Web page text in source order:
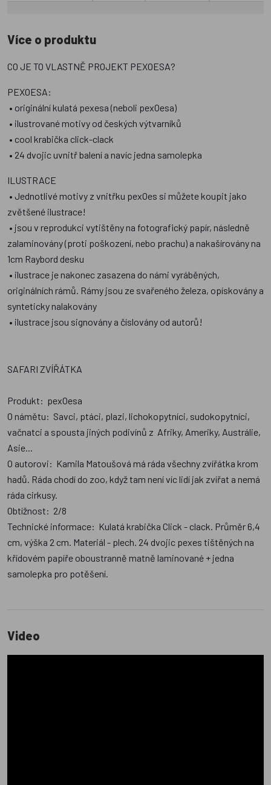
Více o produktu
CO JE TO VLASTNĚ PROJEKT PEXOESA?
PEXOESA:
• originální kulatá pexesa (neboli pexOesa)
• ilustrované motivy od českých výtvarníků
• cool krabička click-clack
• 24 dvojic uvnitř balení a navíc jedna samolepka
ILUSTRACE
• Jednotlivé motivy z vnitřku pexOes si můžete koupit jako
zvětšené ilustrace!
• jsou v reprodukci vytištěny na fotografický papír, následně
zalaminovány (proti poškození, nebo prachu) a nakašírovány na
1cm Raybord desku
• ilustrace je nakonec zasazena do námi vyráběných,
originálních rámů. Rámy jsou ze svařeného železa, opískovány a
synteticky nalakovány
• ilustrace jsou signovány a číslovány od autorů!
SAFARI ZVÍŘÁTKA
Produkt: pexOesa
O námětu: Savci, ptáci, plazi, lichokopytníci, sudokopytníci,
vačnatci a spousta jiných podivínů z Afriky, Ameriky, Austrálie,
Asie...
O autorovi: Kamila Matoušová má ráda všechny zvířátka krom
hadů. Ráda chodí do zoo, když tam není víc lidí jak zvířat a nemá
ráda cirkusy.
Obtížnost: 2/8
Technické informace: Kulatá krabička Click - clack. Průměr 6,4
cm, výška 2 cm. Materiál - plech. 24 dvojic pexes tištěných na
křídovém papíře oboustranně matně laminované + jedna
samolepka pro potěšení.
Video